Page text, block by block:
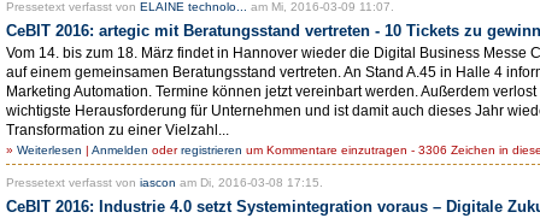
Pressetext verfasst von ELAINE technolo... am Mi, 2016-03-09 11:07.
CeBIT 2016: artegic mit Beratungsstand vertreten - 10 Tickets zu
Vom 14. bis zum 18. März findet in Hannover wieder die Digital Business
auf einem gemeinsamen Beratungsstand vertreten. An Stand A.45 in Halle 4
Marketing Automation. Termine können jetzt vereinbart werden. Außerdem
wichtigste Herausforderung für Unternehmen und ist damit auch dieses Jahr
Transformation zu einer Vielzahl...
» Weiterlesen | Anmelden oderregistrieren um Kommentare einzutragen - 3306 Zeichen in
Pressetext verfasst von iascon am Di, 2016-03-08 17:15.
CeBIT 2016: Industrie 4.0 setzt Systemintegration voraus – Digitale